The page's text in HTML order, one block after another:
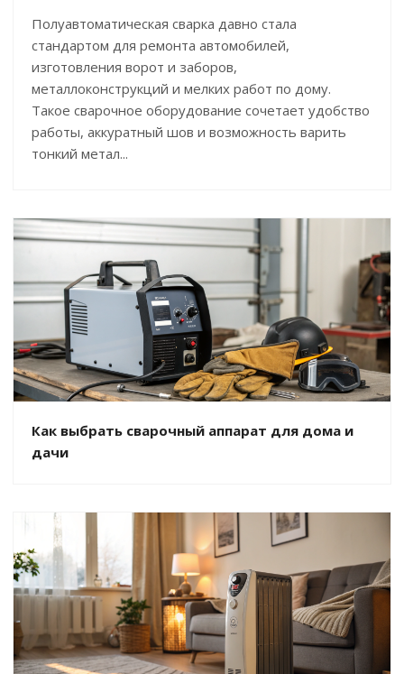
Полуавтоматическая сварка давно стала
стандартом для ремонта автомобилей,
изготовления ворот и заборов,
металлоконструкций и мелких работ по дому.
Такое сварочное оборудование сочетает удобство
работы, аккуратный шов и возможность варить
тонкий метал...
Как выбрать сварочный аппарат для дома и
дачи